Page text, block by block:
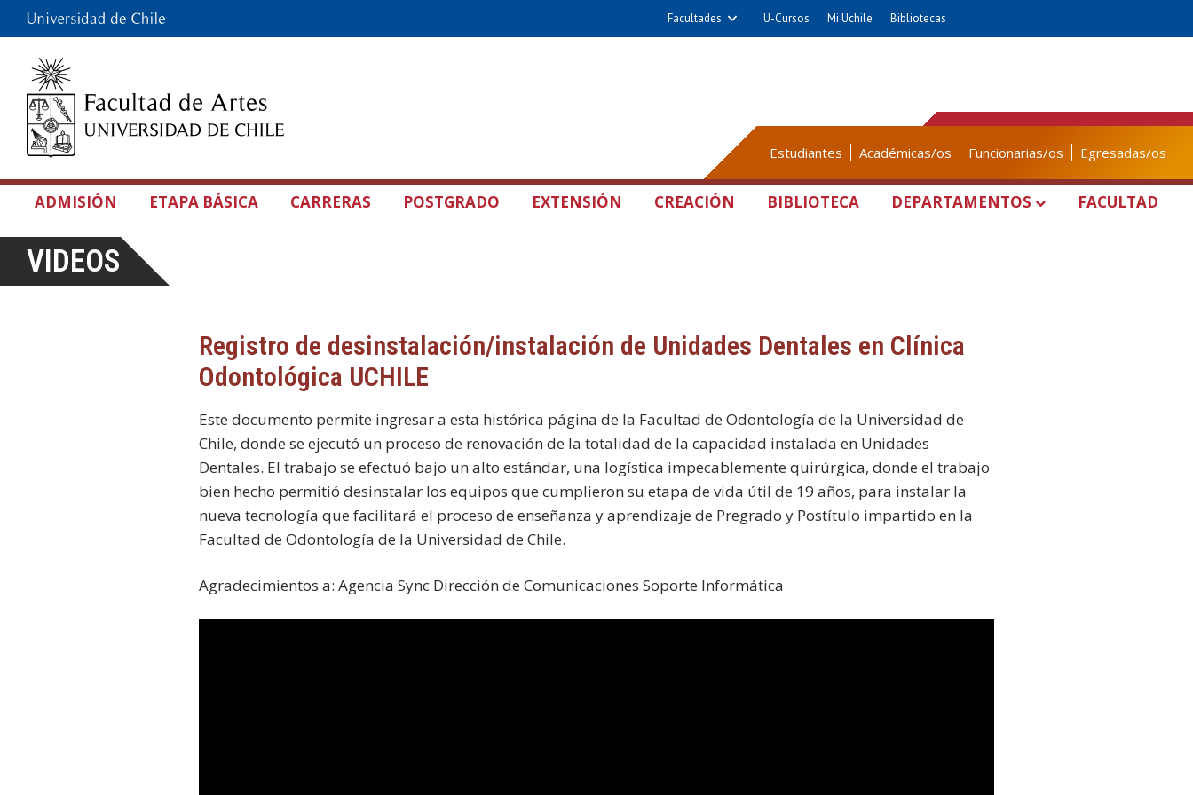
Facultades U-Cursos Mi Uchile Bibliotecas
Estudiantes Académicas/os Funcionarias/os Egresadas/os
ADMISIÓN ETAPA BÁSICA CARRERAS POSTGRADO EXTENSIÓN CREACIÓN BIBLIOTECA DEPARTAMENTOS FACULTAD
VIDEOS
Registro de desinstalación/instalación de Unidades Dentales en Clínica
Odontológica UCHILE
Este documento permite ingresar a esta histórica página de la Facultad de Odontología de la Universidad de
Chile, donde se ejecutó un proceso de renovación de la totalidad de la capacidad instalada en Unidades
Dentales. El trabajo se efectuó bajo un alto estándar, una logística impecablemente quirúrgica, donde el trabajo
bien hecho permitió desinstalar los equipos que cumplieron su etapa de vida útil de 19 años, para instalar la
nueva tecnología que facilitará el proceso de enseñanza y aprendizaje de Pregrado y Postítulo impartido en la
Facultad de Odontología de la Universidad de Chile.
Agradecimientos a: Agencia Sync Dirección de Comunicaciones Soporte Informática